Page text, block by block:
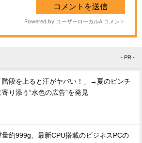
- PR -
階段を上ると汗がヤバい！」→夏のピンチ
寄り添う“水色の広告”を発見
量約999g、最新CPU搭載のビジネスPCの